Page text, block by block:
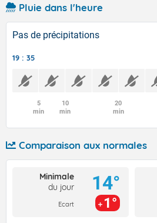
Pluie dans l'heure
Pas de précipitations
19 : 35
5
min
10
min
20
min
Comparaison aux normales
Minimale
du jour
Ecart
14°
1°